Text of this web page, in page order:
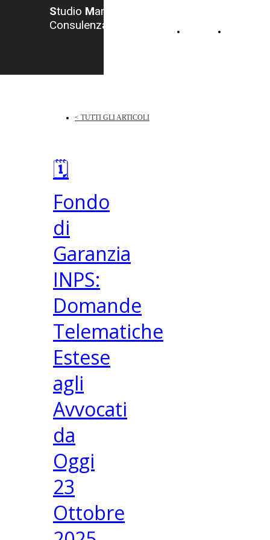
Studio Marzocchi -
Consulenza del Lavoro
< TUTTI GLI ARTICOLI
🗓️
Fondo
di
Garanzia
INPS:
Domande
Telematiche
Estese
agli
Avvocati
da
Oggi
23
Ottobre